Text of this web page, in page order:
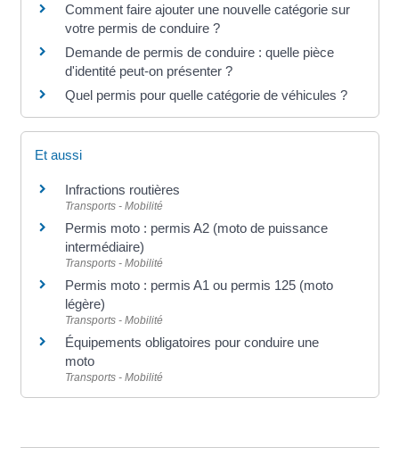
Comment faire ajouter une nouvelle catégorie sur
votre permis de conduire ?
Demande de permis de conduire : quelle pièce
d'identité peut-on présenter ?
Quel permis pour quelle catégorie de véhicules ?
Et aussi
Infractions routières
Transports - Mobilité
Permis moto : permis A2 (moto de puissance
intermédiaire)
Transports - Mobilité
Permis moto : permis A1 ou permis 125 (moto
légère)
Transports - Mobilité
Équipements obligatoires pour conduire une
moto
Transports - Mobilité